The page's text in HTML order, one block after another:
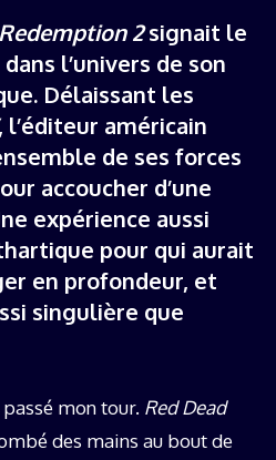
2signait le
l’univers de son
Délaissant les
l’éditeur américain
de ses forces
accoucher d’une
expérience aussi
pour qui aurait
en profondeur, et
singulière que
passé mon tour. Red Dead
des mains au bout de